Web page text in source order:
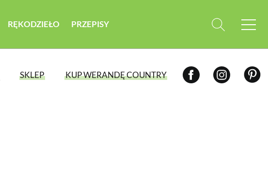
RĘKODZIEŁO PRZEPISY
SKLEP KUP WERANDĘ COUNTRY